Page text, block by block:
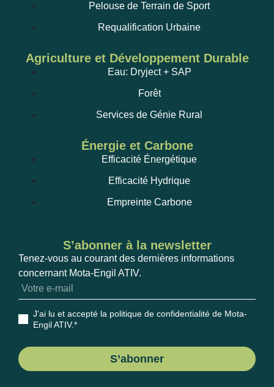
Pelouse de Terrain de Sport
Requalification Urbaine
Agriculture et Développement Durable
Eau: Dryject + SAP
Forêt
Services de Génie Rural
Énergie et Carbone
Efficacité Énergétique
Efficacité Hydrique
Empreinte Carbone
S’abonner à la newsletter
Tenez-vous au courant des dernières informations
concernant Mota-Engil ATIV.
J'ai lu et accepté la politique de confidentialité de Mota-
Engil ATIV.*
S’abonner